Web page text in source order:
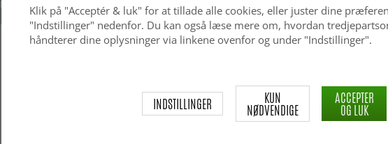
NyhedKlik på "Acceptér & luk" for at tillade alle cookies, eller juster dine
"Indstillinger" nedenfor. Du kan også læse mere om, hvordan
håndterer dine oplysninger via linkene ovenfor og under "Indstillinger".
INDSTILLINGER KUN
NØDVENDIGE
ACCEPTER
OG LUK